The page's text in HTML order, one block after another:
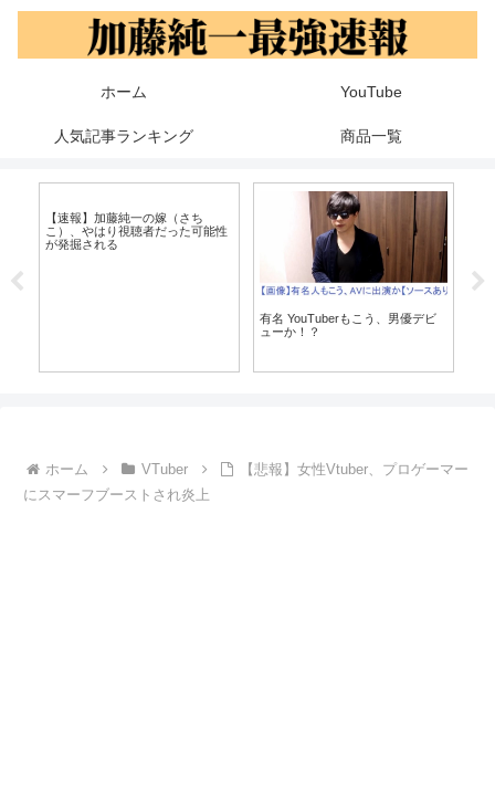
ホーム YouTube
人気記事ランキング 商品一覧
有名 YouTuberもこう、男優デビ
ューか！？
ホーム VTuber
【悲報】女性Vtuber、プロゲーマー
にスマーフブーストされ炎上